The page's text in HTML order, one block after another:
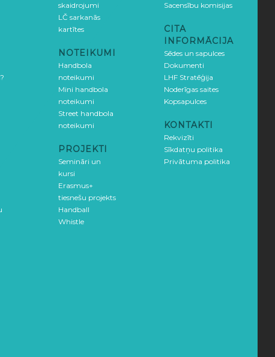
skaidrojumi
LČ sarkanās
kartītes
NOTEIKUMI
Handbola
noteikumi
Mini handbola
noteikumi
Street handbola
noteikumi
PROJEKTI
Semināri un
kursi
Erasmus+
tiesnešu projekts
Handball
Whistle
Sacensību komisijas
CITA
INFORMĀCIJA
Sēdes un sapulces
Dokumenti
LHF Stratēģija
Noderīgas saites
Kopsapulces
KONTAKTI
Rekvizīti
Sīkdatņu politika
Privātuma politika